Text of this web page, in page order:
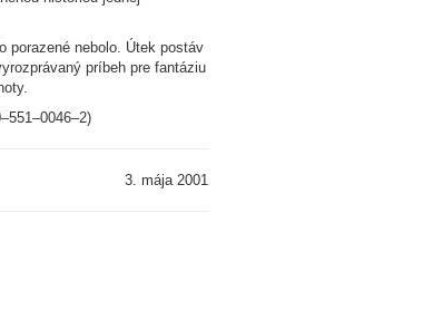
porazené nebolo. Útek postáv
príbeh pre fantáziu
3. mája 2001